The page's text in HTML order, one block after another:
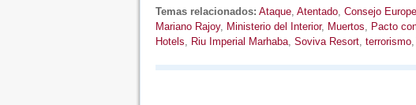
Temas relacionados: Ataque, Atentado, Consejo
Mariano Rajoy, Ministerio del Interior, Muertos, Pacto
Hotels, Riu Imperial Marhaba, Soviva Resort, terrorismo,